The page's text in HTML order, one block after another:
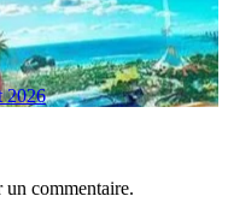
2026
commentaire.